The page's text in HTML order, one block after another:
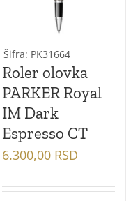
Šifra: PK31664
Roler olovka
PARKER Royal
IM Dark
Espresso CT
6.300,00 RSD